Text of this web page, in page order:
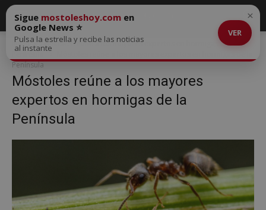
Inicio
Móstoles reúne a los mayores expertos en hormigas de la
Península
Península
Móstoles reúne a los mayores
expertos en hormigas de la
Península
Sigue mostoleshoy.com en
Google News ⭐
Pulsa la estrella y recibe las noticias
al instante
VER
×